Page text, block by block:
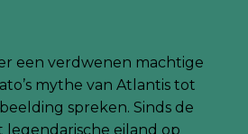
een verdwenen machtige
mythe van Atlantis tot
spreken. Sinds de
eiland op